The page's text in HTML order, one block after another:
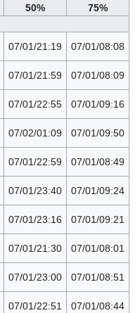
50%
75%
07/01/21:19
07/01/08:08
07/01/21:59
07/01/08:09
07/01/22:55
07/01/09:16
07/02/01:09
07/01/09:50
07/01/22:59
07/01/08:49
07/01/23:40
07/01/09:24
07/01/23:16
07/01/09:21
07/01/21:30
07/01/08:01
07/01/23:00
07/01/08:51
07/01/22:51 07/01/08:44